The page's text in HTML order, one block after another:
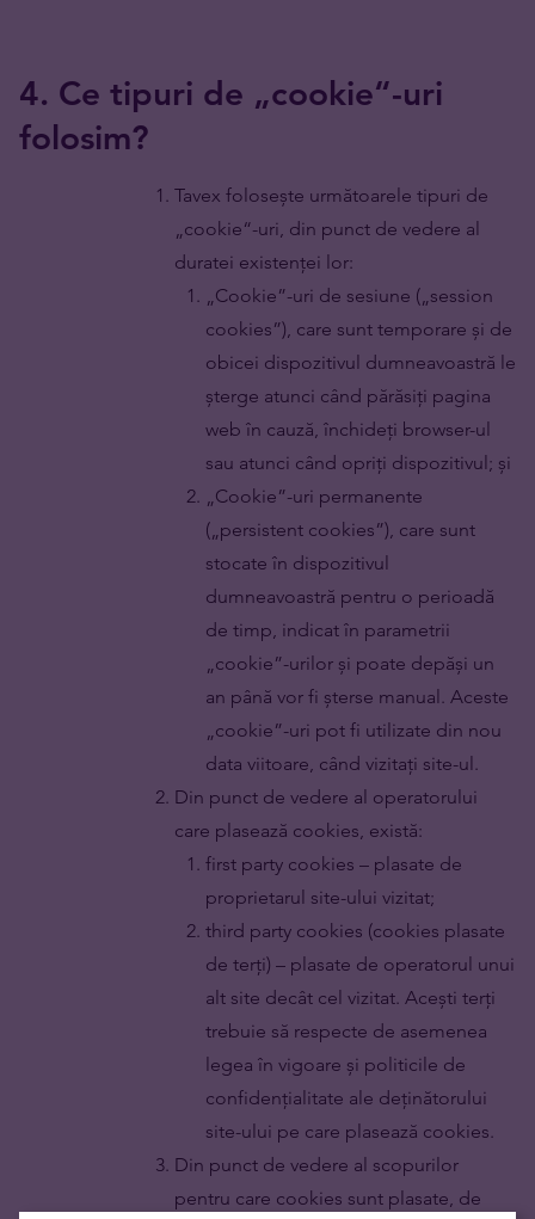
4. Ce tipuri de „cookie“-uri
folosim?
Tavex folosește următoarele tipuri de
„cookie“-uri, din punct de vedere al
duratei existenței lor:
„Cookie”-uri de sesiune („session
cookies”), care sunt temporare și de
obicei dispozitivul dumneavoastră le
șterge atunci când părăsiți pagina
web în cauză, închideți browser-ul
sau atunci când opriți dispozitivul; și
„Cookie”-uri permanente
(„persistent cookies”), care sunt
stocate în dispozitivul
dumneavoastră pentru o perioadă
de timp, indicat în parametrii
„cookie”-urilor și poate depăși un
an până vor fi șterse manual. Aceste
„cookie”-uri pot fi utilizate din nou
data viitoare, când vizitați site-ul.
Din punct de vedere al operatorului
care plasează cookies, există:
first party cookies – plasate de
proprietarul site-ului vizitat;
third party cookies (cookies plasate
de terți) – plasate de operatorul unui
alt site decât cel vizitat. Acești terți
trebuie să respecte de asemenea
legea în vigoare și politicile de
confidențialitate ale deținătorului
site-ului pe care plasează cookies.
Din punct de vedere al scopurilor
pentru care cookies sunt plasate, de